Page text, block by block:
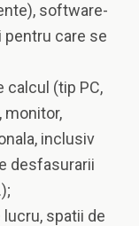
software-
care se
(tip PC,
monitor,
inclusiv
desfasurarii
spatii de